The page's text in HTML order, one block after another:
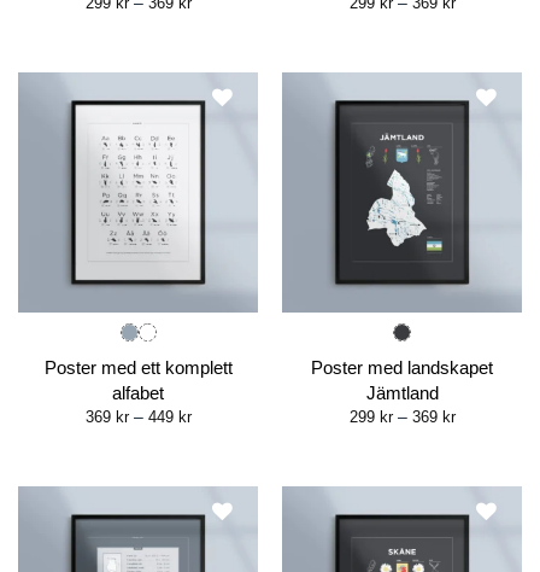
Poster med ett komplett
alfabet
369 kr – 449 krPrice
Poster med landskapet
Jämtland
299 kr – 369 krPrice